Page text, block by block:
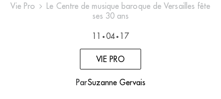
Vie Pro
Le Centre de musique baroque de Versailles fête
ses 30 ans
11 • 04 • 17
VIE PRO
ParSuzanne Gervais